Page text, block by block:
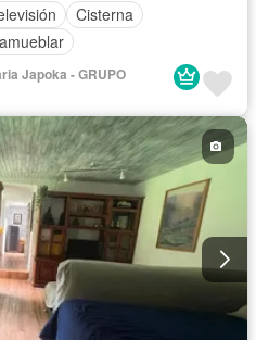
Cisterna
Japoka - GRUPO